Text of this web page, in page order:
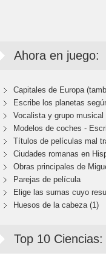
Ahora en juego:
Capitales de Europa
Escribe los planetas
Vocalista y grupo
Modelos de coches -
Títulos de películas mal
Ciudades romanas en
Obras principales de
Parejas de película
Elige las sumas cuyo
Huesos de la cabeza (1)
Top 10 Ciencias: